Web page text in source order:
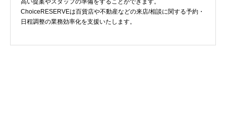
高い提案やスタッフの準備をすることができます。
ChoiceRESERVEは百貨店や不動産などの来店/相談に関する予約・
日程調整の業務効率化を支援いたします。